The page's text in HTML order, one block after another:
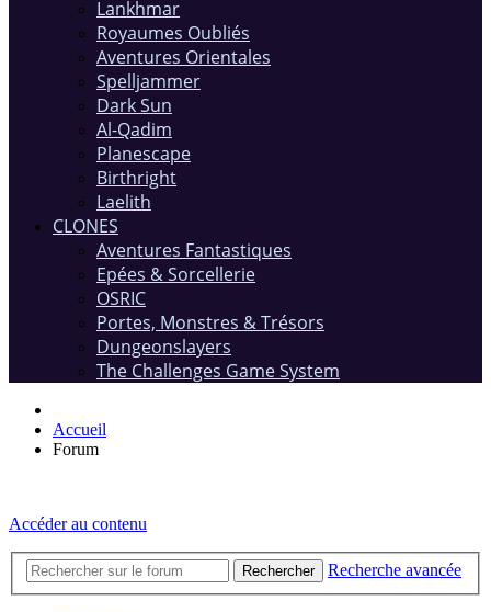
Lankhmar
Royaumes Oubliés
Aventures Orientales
Spelljammer
Dark Sun
Al-Qadim
Planescape
Birthright
Laelith
CLONES
Aventures Fantastiques
Epées & Sorcellerie
OSRIC
Portes, Monstres & Trésors
Dungeonslayers
The Challenges Game System
Accueil
Forum
Accéder au contenu
Rechercher Recherche avancée